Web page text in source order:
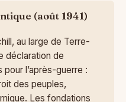
(août 1941)
au large de Terre-
déclaration de
l’après-guerre :
des peuples,
Les fondations